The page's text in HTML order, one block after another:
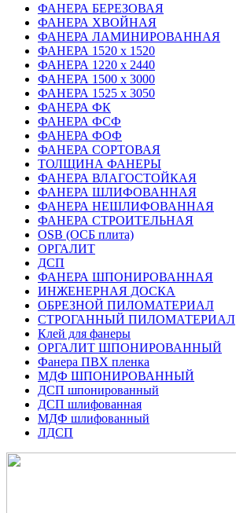
ФАНЕРА БЕРЕЗОВАЯ
ФАНЕРА ХВОЙНАЯ
ФАНЕРА ЛАМИНИРОВАННАЯ
ФАНЕРА 1520 х 1520
ФАНЕРА 1220 х 2440
ФАНЕРА 1500 х 3000
ФАНЕРА 1525 х 3050
ФАНЕРА ФК
ФАНЕРА ФСФ
ФАНЕРА ФОФ
ФАНЕРА СОРТОВАЯ
ТОЛЩИНА ФАНЕРЫ
ФАНЕРА ВЛАГОСТОЙКАЯ
ФАНЕРА ШЛИФОВАННАЯ
ФАНЕРА НЕШЛИФОВАННАЯ
ФАНЕРА СТРОИТЕЛЬНАЯ
OSB (ОСБ плита)
ОРГАЛИТ
ДСП
ФАНЕРА ШПОНИРОВАННАЯ
ИНЖЕНЕРНАЯ ДОСКА
ОБРЕЗНОЙ ПИЛОМАТЕРИАЛ
СТРОГАННЫЙ ПИЛОМАТЕРИАЛ
Клей для фанеры
ОРГАЛИТ ШПОНИРОВАННЫЙ
Фанера ПВХ пленка
МДФ ШПОНИРОВАННЫЙ
ДСП шпонированный
ДСП шлифованная
МДФ шлифованный
ЛДСП